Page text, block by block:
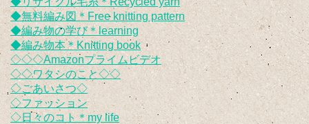
◆無料編み図＊Free knitting pattern
◆編み物の学び＊learning
◆編み物本＊Knitting book
◇◇◇Amazonプライムビデオ
◇◇ワタシのこと◇◇
◇ごあいさつ◇
◇ファッション
◇日々のコト＊my life